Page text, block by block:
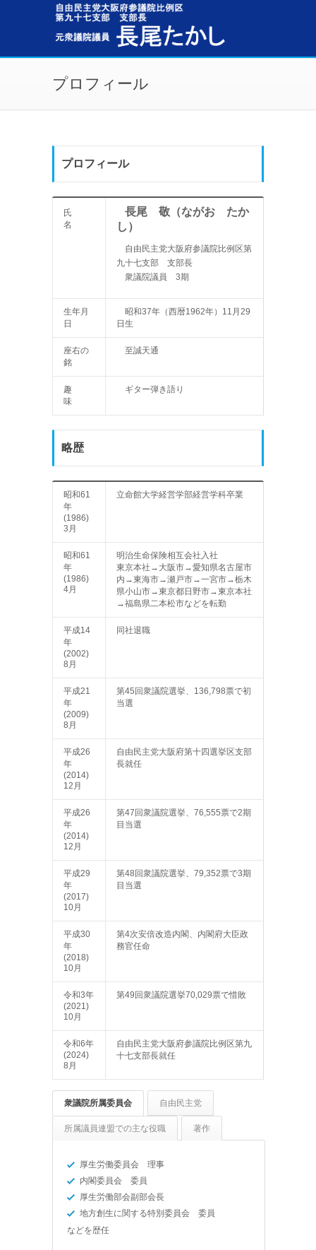
メインコンテンツに移動
プロフィール
プロフィール
氏
名
長尾 敬（ながお たか
し）
自由民主党大阪府参議院比例区第
九十七支部 支部長
衆議院議員 3期
生年月
日
昭和37年（西暦1962年）11月29
日生
座右の
銘
至誠天通
趣
味
ギター弾き語り
略歴
昭和61
年
(1986)
3月
立命館大学経営学部経営学科卒業
昭和61
年
(1986)
4月
明治生命保険相互会社入社
東京本社→大阪市→愛知県名古屋市
内→東海市→瀬戸市→一宮市→栃木
県小山市→東京都日野市→東京本社
→福島県二本松市などを転勤
平成14
年
(2002)
8月
同社退職
平成21
年
(2009)
8月
第45回衆議院選挙、136,798票で初
当選
平成26
年
(2014)
12月
自由民主党大阪府第十四選挙区支部
長就任
平成26
年
(2014)
12月
第47回衆議院選挙、76,555票で2期
目当選
平成29
年
(2017)
10月
第48回衆議院選挙、79,352票で3期
目当選
平成30
年
(2018)
10月
第4次安倍改造内閣、内閣府大臣政
務官任命
令和3年
(2021)
10月
第49回衆議院選挙70,029票で惜敗
令和6年
(2024)
8月
自由民主党大阪府参議院比例区第九
十七支部長就任
衆議院所属委員会 自由民主党
所属議員連盟での主な役職 著作
厚生労働委員会 理事
内閣委員会 委員
厚生労働部会副部会長
地方創生に関する特別委員会 委員
などを歴任